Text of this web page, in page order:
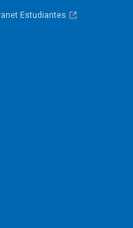
Estudiantes